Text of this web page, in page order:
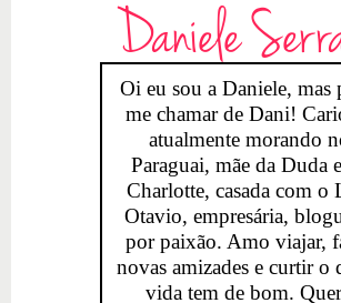
Daniele
Oi eu sou a Daniele, mas
me chamar de Dani!
atualmente morando
Paraguai, mãe da Duda
Charlotte, casada com o
Otavio, empresária,
por paixão. Amo viajar,
novas amizades e curtir o
vida tem de bom.